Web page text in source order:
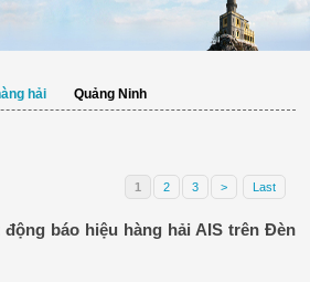
hải Quảng Ninh
1 2 3 > Last
báo hiệu hàng hải AIS trên Đèn